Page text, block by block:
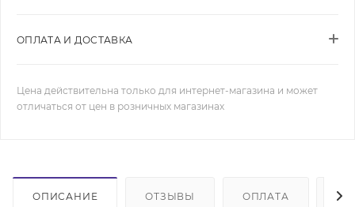
ОПЛАТА И ДОСТАВКА
Цена действительна только для интернет-магазина и может
отличаться от цен в розничных магазинах
ОПИСАНИЕ ОТЗЫВЫ ОПЛАТА